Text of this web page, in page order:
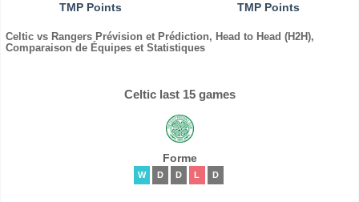
TMP Points TMP Points
Celtic vs Rangers Prévision et Prédiction, Head to Head (H2H),
Comparaison de Équipes et Statistiques
Celtic last 15 games
Forme
W D D L D